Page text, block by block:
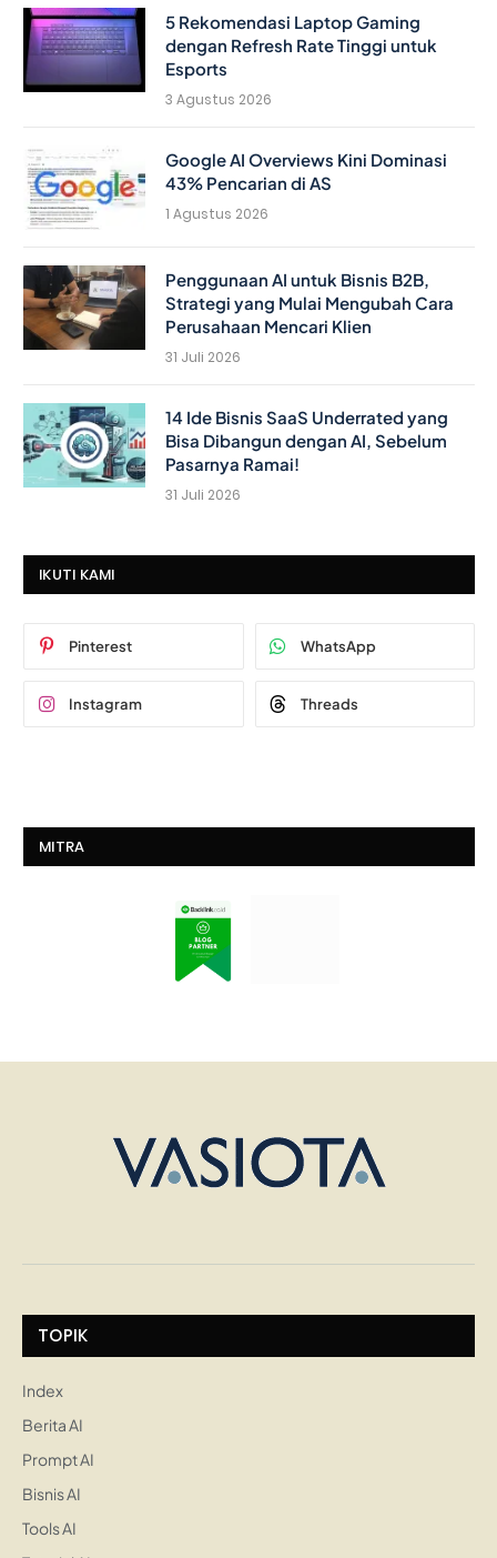
5 Rekomendasi Laptop Gaming
dengan Refresh Rate Tinggi untuk
Esports
3 Agustus 2026
Google AI Overviews Kini Dominasi
43% Pencarian di AS
1 Agustus 2026
Penggunaan AI untuk Bisnis B2B,
Strategi yang Mulai Mengubah Cara
Perusahaan Mencari Klien
31 Juli 2026
14 Ide Bisnis SaaS Underrated yang
Bisa Dibangun dengan AI, Sebelum
Pasarnya Ramai!
31 Juli 2026
IKUTI KAMI
Pinterest WhatsApp
Instagram Threads
MITRA
TOPIK
Index
Berita AI
Prompt AI
Bisnis AI
Tools AI